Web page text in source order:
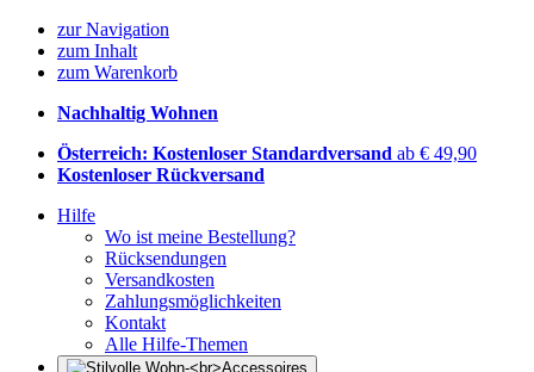
zur Navigation
zum Inhalt
zum Warenkorb
Nachhaltig Wohnen
Österreich: Kostenloser Standardversand ab € 49,90
Kostenloser Rückversand
Hilfe
Wo ist meine Bestellung?
Rücksendungen
Versandkosten
Zahlungsmöglichkeiten
Kontakt
Alle Hilfe-Themen